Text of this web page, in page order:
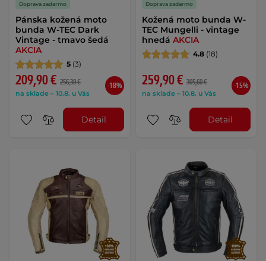
Doprava zadarmo
Pánska kožená moto
bunda W-TEC Dark
Vintage - tmavo šedá
AKCIA
5 (3)
209,90 € 256,30 €
na sklade – 10.8. u Vás
-18%
Detail
Doprava zadarmo
Kožená moto bunda W-
TEC Mungelli - vintage
hnedá AKCIA
4.8 (18)
259,90 € 305,60 €
na sklade – 10.8. u Vás
-15%
Detail